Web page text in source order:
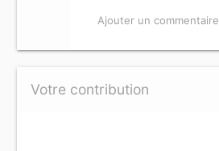
Ajouter un commentaire
Votre contribution